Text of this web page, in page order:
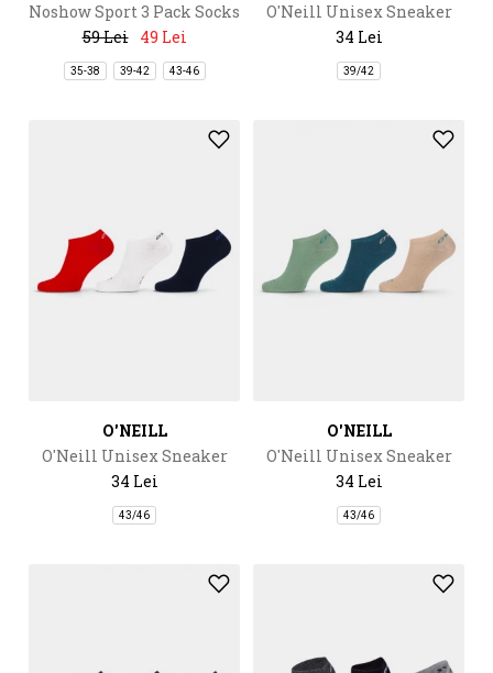
Noshow Sport 3 Pack Socks
59 Lei
49 Lei
35-38 39-42 43-46
O'Neill Unisex Sneaker
Socks 3-Pack
34 Lei
39/42
O'NEILL
O'Neill Unisex Sneaker
Socks 3-Pack
34 Lei
43/46
O'NEILL
O'Neill Unisex Sneaker
Socks 3-Pack
34 Lei
43/46